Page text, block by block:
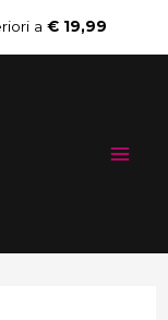
a € 19,99